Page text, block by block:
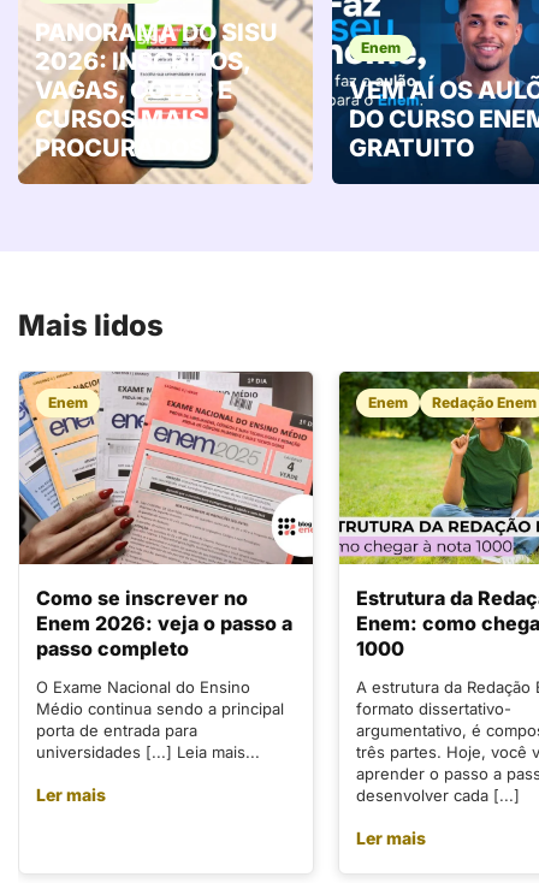
PANORAMA DO SISU
2026: INSCRITOS,
VAGAS, COTAS E
CURSOS MAIS
PROCURADOS
Enem
VEM AÍ OS
DO CURSO
GRATUITO
Mais lidos
Enem
Como se inscrever no
Enem 2026: veja o passo a
passo completo
O Exame Nacional do Ensino
Médio continua sendo a principal
porta de entrada para
universidades [...] Leia mais...
Ler mais
Enem Redação Enem
Estrutura da
Enem: como
1000
A estrutura da Redação
formato dissertativo-
argumentativo, é
três partes. Hoje, você
aprender o passo a
desenvolver cada [...]
Ler mais